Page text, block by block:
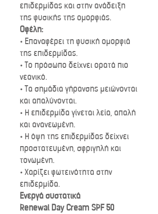
επιδερμίδας και στην ανάδειξη
της φυσικής της ομορφιάς.
Οφέλη:
• Επαναφέρει τη φυσική ομορφιά
της επιδερμίδας.
• Το πρόσωπο δείχνει ορατά πιο
νεανικό.
• Τα σημάδια γήρανσης μειώνονται
και απαλύνονται.
• Η επιδερμίδα γίνεται λεία, απαλή
και ανανεωμένη.
• Η όψη της επιδερμίδας δείχνει
προστατευμένη, σφριγηλή και
τονωμένη.
• Χαρίζει φωτεινότητα στην
επιδερμίδα.
Ενεργά συστατικά
Renewal Day Cream SPF 50